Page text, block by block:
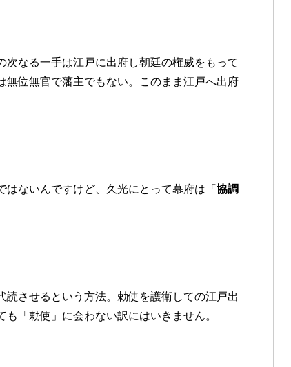
なる一手は江戸に出府し朝廷の権威をもって
位無官で藩主でもない。このまま江戸へ出府
はないんですけど、久光にとって幕府は「 協調
させるという方法。勅使を護衛しての江戸出
「勅使」に会わない訳にはいきません。